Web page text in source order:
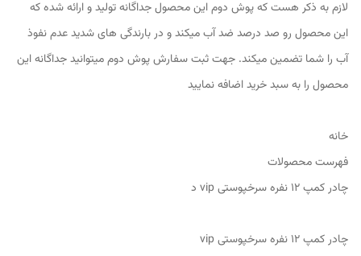
لازم به ذکر هست که پوش دوم این محصول جداگانه تولید و ارائه شده که
این محصول رو صد درصد ضد آب میکند و در بارندگی های شدید عدم نفوذ
آب را شما تضمین میکند. جهت ثبت سفارش پوش دوم میتوانید جداگانه این
محصول را به سبد خرید اضافه نمایید
خانه
فهرست محصولات
چادر کمپ ۱۲ نفره سرخپوستی vip د
چادر کمپ ۱۲ نفره سرخپوستی vip